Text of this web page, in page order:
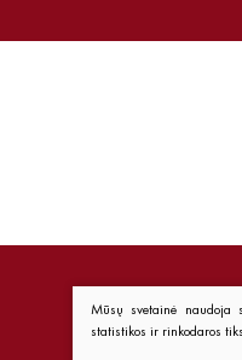
Mūsų svetainė naudoja
statistikos ir rinkodaros